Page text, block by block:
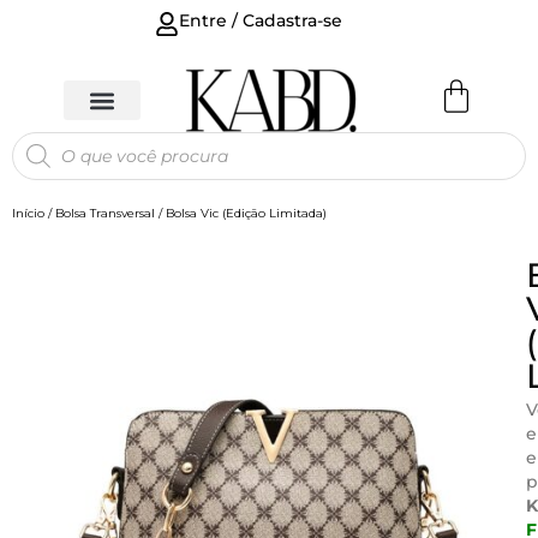
Entre / Cadastra-se
Início / Bolsa Transversal / Bolsa Vic (Edição Limitada)
e